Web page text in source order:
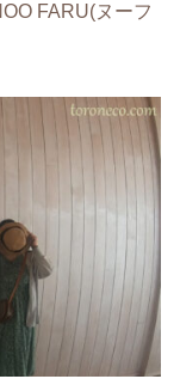
FARU(ヌーフ